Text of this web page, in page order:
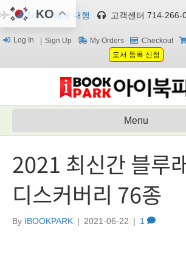
한국/미국 배송 대행 고객센터 714-266-
Log In Sign Up My Orders Checkout
도서 등록 신청
Menu
2021 최신간 블루
디스커버리 76종
By IBOOKPARK | 2021-06-22 | 1
KO